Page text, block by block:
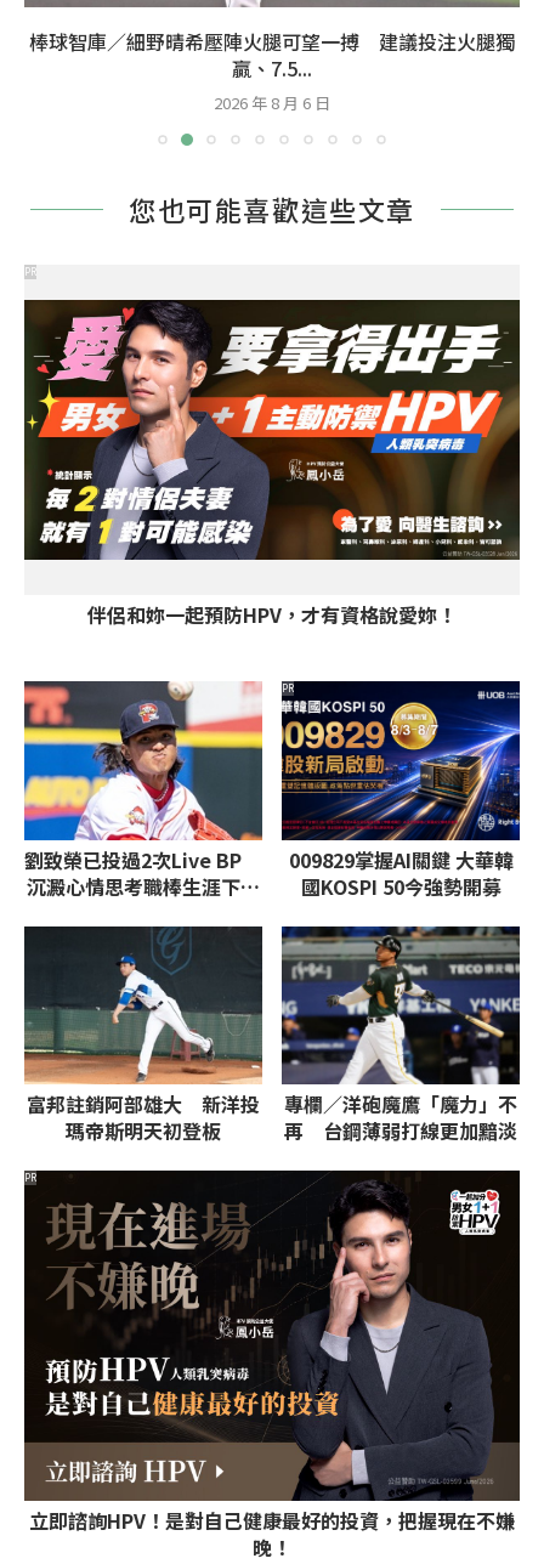
棒球智庫／細野晴希壓陣火腿可望一搏 建議投注火腿獨
贏、7.5...
2026 年 8 月 6 日
您也可能喜歡這些文章
伴侶和妳一起預防HPV，才有資格說愛妳！
PR
劉致榮已投過2次Live BP
沉澱心情思考職棒生涯下一
009829掌握AI關鍵 大華韓
國KOSPI 50今強勢開募
PR
富邦註銷阿部雄大 新洋投
瑪帝斯明天初登板
專欄／洋砲魔鷹「魔力」不
再 台鋼薄弱打線更加黯淡
立即諮詢HPV！是對自己健康最好的投資，把握現在不嫌
晚！
PR